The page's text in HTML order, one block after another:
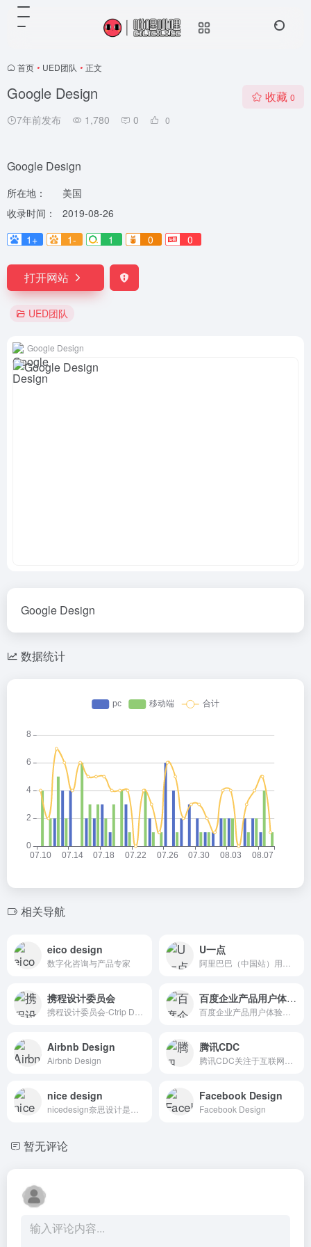
首页 • UED团队 • 正文
Google Design
7年前发布 1,780 0 0
收藏 0
Google Design
所在地：
美国
收录时间：
2019-08-26
1+
1- 1 0 0
打开网站
UED团队
Google Design
Google Design
数据统计
相关导航
eico design
数字化咨询与产品专家
U一点
携程设计委员会 百度企业产品用户体验中心
Airbnb Design
Airbnb Design
腾讯CDC
nice design Facebook Design
Facebook Design
暂无评论